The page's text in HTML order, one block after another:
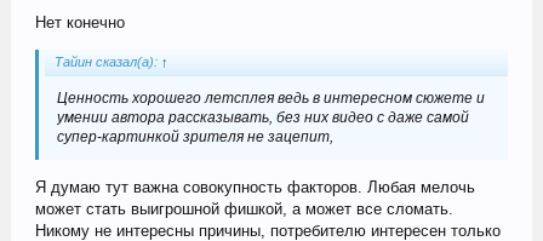
Нет конечно
Тайин сказал(а): ↑
Ценность хорошего летсплея ведь в интересном сюжете и
умении автора рассказывать, без них видео с даже самой
супер-картинкой зрителя не зацепит,
Я думаю тут важна совокупность факторов. Любая мелочь
может стать выигрошной фишкой, а может все сломать.
Никому не интересны причины, потребителю интересен только